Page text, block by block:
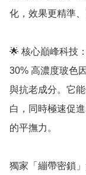
化，效果更精準、
🌟 核心巔峰科技
30% 高濃度玻色
與抗老成分。它
白，同時極速促
的平撫力。
獨家「繃帶密鎖